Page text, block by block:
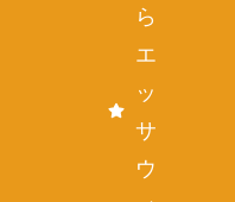
ら
エ
ッ
サ
ウ